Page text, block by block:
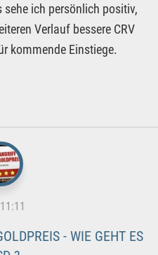
ich persönlich positiv,
Verlauf bessere CRV
kommende Einstiege.
- WIE GEHT ES